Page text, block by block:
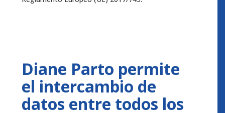
Diane Parto permite
el intercambio de
datos entre todos los